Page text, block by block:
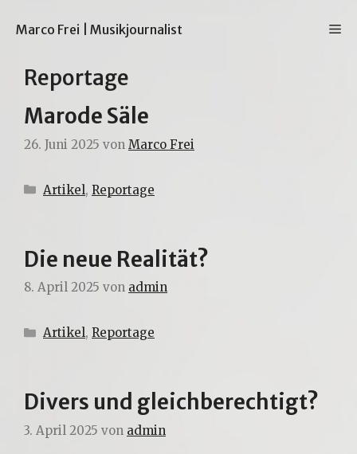
InhaltMarco Frei | Musikjournalist
Reportage
Marode Säle
26. Juni 2025 von Marco Frei
Kategorien
Artikel, Reportage
Die neue Realität?
8. April 2025 von admin
Kategorien
Artikel, Reportage
Divers und gleichberechtigt?
3. April 2025 von admin